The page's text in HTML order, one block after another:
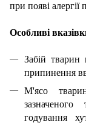
при появі
Особливі
Забій тварин
припинення
М'ясо
годування